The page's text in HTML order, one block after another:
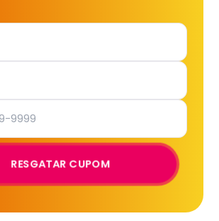
RESGATAR CUPOM